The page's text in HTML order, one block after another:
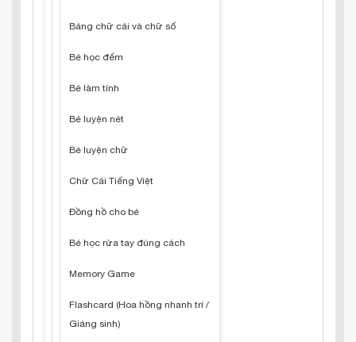
Bảng chữ cái và chữ số
Bé học đếm
Bé làm tính
Bé luyện nét
Bé luyện chữ
Chữ Cái Tiếng Việt
Đồng hồ cho bé
Bé học rửa tay đúng cách
Memory Game
Flashcard (Hoa hồng nhanh trí /
Giáng sinh)